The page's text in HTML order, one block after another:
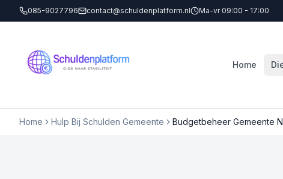
085-9027796 contact@schuldenplatform.nl Ma-vr 09:00 - 17:00
Home
Home Hulp Bij Schulden Gemeente Budgetbeheer Gemeente